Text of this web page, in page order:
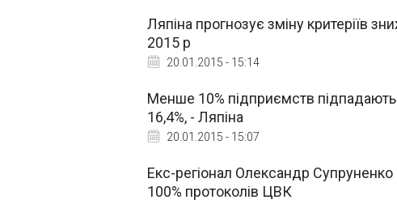
Ляпіна прогнозує зміну критеріїв
2015 р
20.01.2015 - 15:14
Менше 10% підприємств
16,4%, - Ляпіна
20.01.2015 - 15:07
Екс-регіонал Олександр
100% протоколів ЦВК